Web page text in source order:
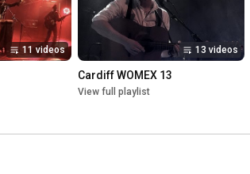
11 videos 13 videos
Cardiff WOMEX 13
View full playlist